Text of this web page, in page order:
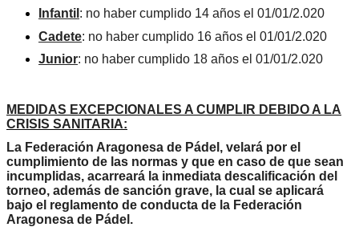
Infantil : no haber cumplido 14 años el 01/01/2.020
Cadete: no haber cumplido 16 años el 01/01/2.020
Junior: no haber cumplido 18 años el 01/01/2.020
MEDIDAS EXCEPCIONALES A CUMPLIR DEBIDO A LA
CRISIS SANITARIA:
La Federación Aragonesa de Pádel, velará por el
cumplimiento de las normas y que en caso de que sean
incumplidas, acarreará la inmediata descalificación del
torneo, además de sanción grave, la cual se aplicará
bajo el reglamento de conducta de la Federación
Aragonesa de Pádel.